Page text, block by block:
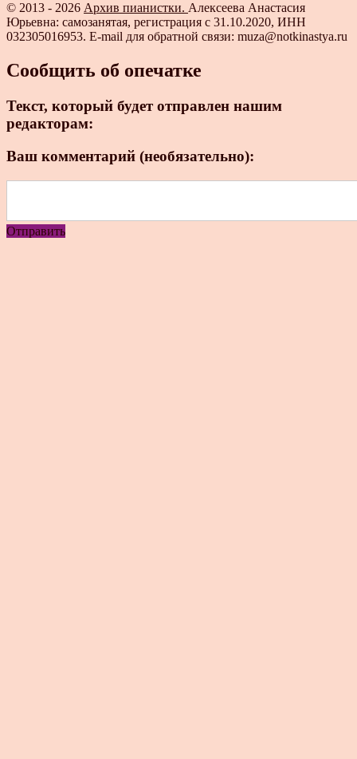
© 2013 - 2026 Архив пианистки. Алексеева Анастасия
Юрьевна: самозанятая, регистрация с 31.10.2020, ИНН
032305016953. E-mail для обратной связи: muza@notkinastya.ru
Сообщить об опечатке
Текст, который будет отправлен нашим
редакторам:
Ваш комментарий (необязательно):
Отправить